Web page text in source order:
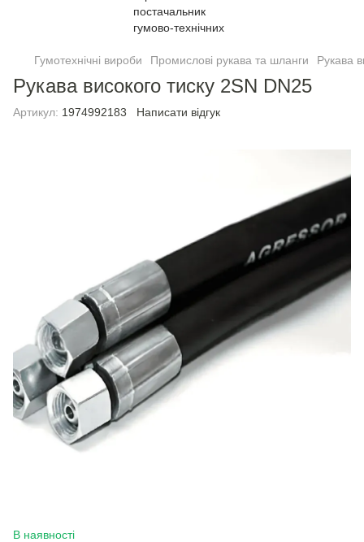
Гумотехнічні вироби Промислові рукава та шланги Рукава
Рукава високого тиску 2SN DN25
Артикул: 1974992183 Написати відгук
В наявності